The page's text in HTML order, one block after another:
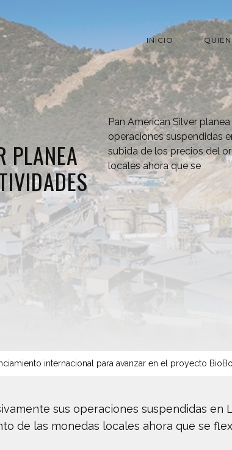
INICIO
PLANEA
Pan American Silver
operaciones suspendidas
subida de los precios del
locales ahora que se
internacional para avanzar en el proyecto
sus operaciones suspendidas en
de las monedas locales ahora que se